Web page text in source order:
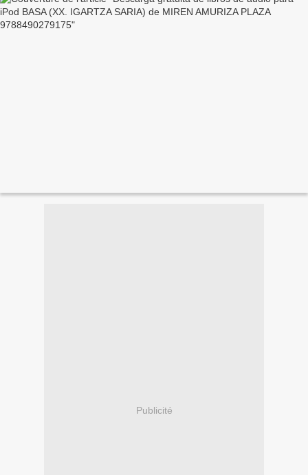
Publicité